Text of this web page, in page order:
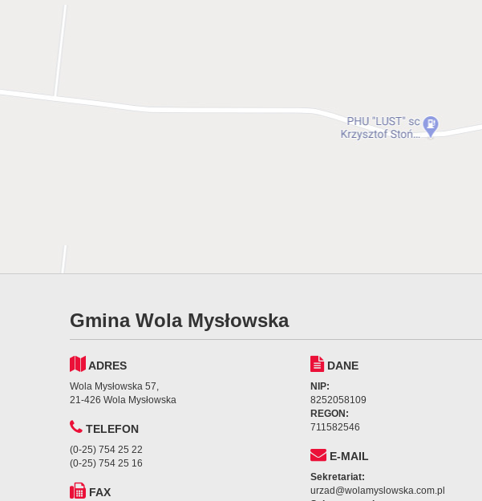
Gmina Wola Mysłowska
ADRES
Wola Mysłowska 57,
21-426 Wola Mysłowska
TELEFON
(0-25) 754 25 22
(0-25) 754 25 16
FAX
DANE
NIP:
8252058109
REGON:
711582546
E-MAIL
Sekretariat:
urzad@wolamyslowska.com.pl